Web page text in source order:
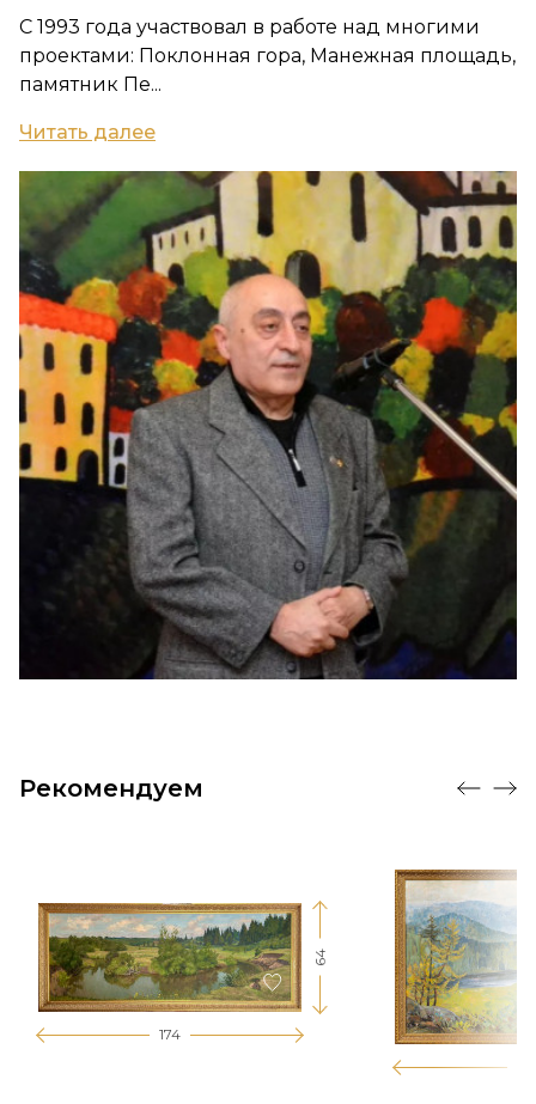
С 1993 года участвовал в работе над многими
проектами: Поклонная гора, Манежная площадь,
памятник Пе...
Читать далее
Рекомендуем
174
64